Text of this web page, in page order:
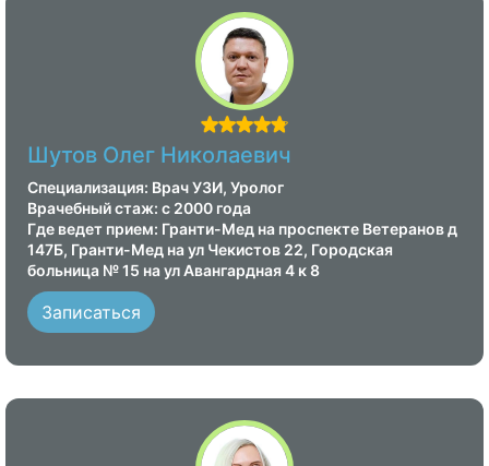
Шутов Олег Николаевич
Специализация: Врач УЗИ, Уролог
Врачебный стаж: с 2000 года
Где ведет прием: Гранти-Мед на проспекте Ветеранов д
147Б, Гранти-Мед на ул Чекистов 22, Городская
больница № 15 на ул Авангардная 4 к 8
Записаться